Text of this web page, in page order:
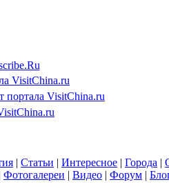
VisitChina.ru
портала VisitChina.ru
| Статьи | Интересное | Города |
Фотогалереи | Видео | Форум |